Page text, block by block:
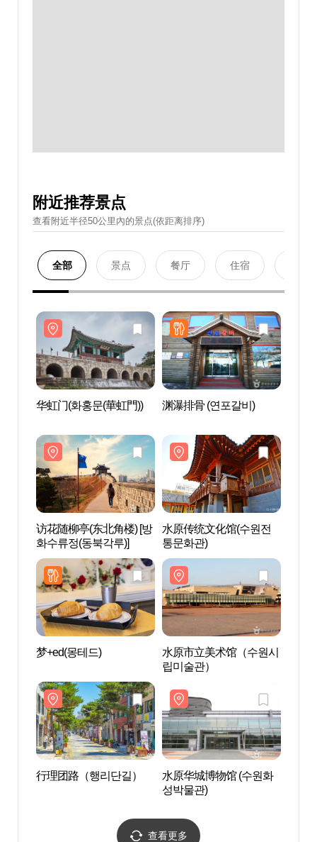
附近推荐景点
查看附近半径50公里內的景点(依距离排序)
全部 景点 餐厅 住宿
华虹门(화홍문(華虹門)) 渊瀑排骨 (연포갈비)
访花随柳亭(东北角楼) [방
화수류정(동북각루)]
水原传统文化馆(수원전
통문화관)
梦+ed(몽테드)
水原市立美术馆（수원시
립미술관）
行理团路（행리단길）
水原华城博物馆 (수원화
성박물관)
查看更多